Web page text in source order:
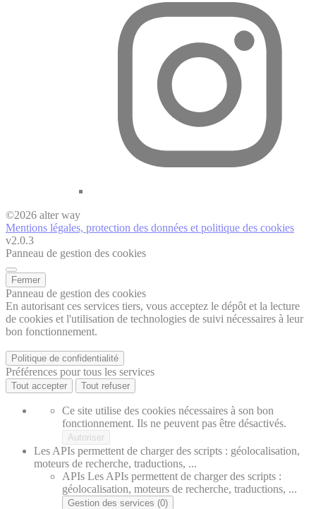
©2026 alter way
Mentions légales, protection des données et politique des cookies
v2.0.3
Panneau de gestion des cookies
Fermer
Panneau de gestion des cookies
En autorisant ces services tiers, vous acceptez le dépôt et la lecture
de cookies et l'utilisation de technologies de suivi nécessaires à leur
bon fonctionnement.
Politique de confidentialité
Préférences pour tous les services
Tout accepter Tout refuser
Ce site utilise des cookies nécessaires à son bon
fonctionnement. Ils ne peuvent pas être désactivés.
Autoriser
Les APIs permettent de charger des scripts : géolocalisation,
moteurs de recherche, traductions, ...
APIs Les APIs permettent de charger des scripts :
géolocalisation, moteurs de recherche, traductions, ...
Gestion des services (0)